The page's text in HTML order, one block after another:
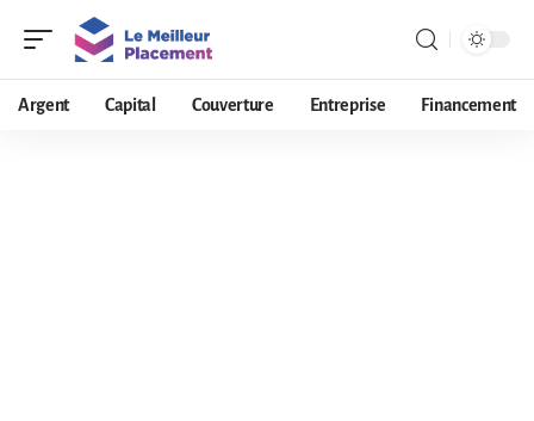
Argent Capital Couverture Entreprise Financement